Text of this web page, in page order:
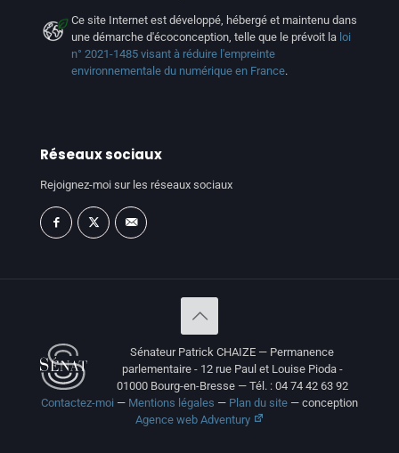
Ce site Internet est développé, hébergé et maintenu dans
une démarche d'écoconception, telle que le prévoit la loi
n° 2021-1485 visant à réduire l'empreinte
environnementale du numérique en France.
Réseaux sociaux
Rejoignez-moi sur les réseaux sociaux
Sénateur Patrick CHAIZE — Permanence
parlementaire - 12 rue Paul et Louise Pioda -
01000 Bourg-en-Bresse — Tél. : 04 74 42 63 92
Contactez-moi — Mentions légales — Plan du site — conception
Agence web Adventury